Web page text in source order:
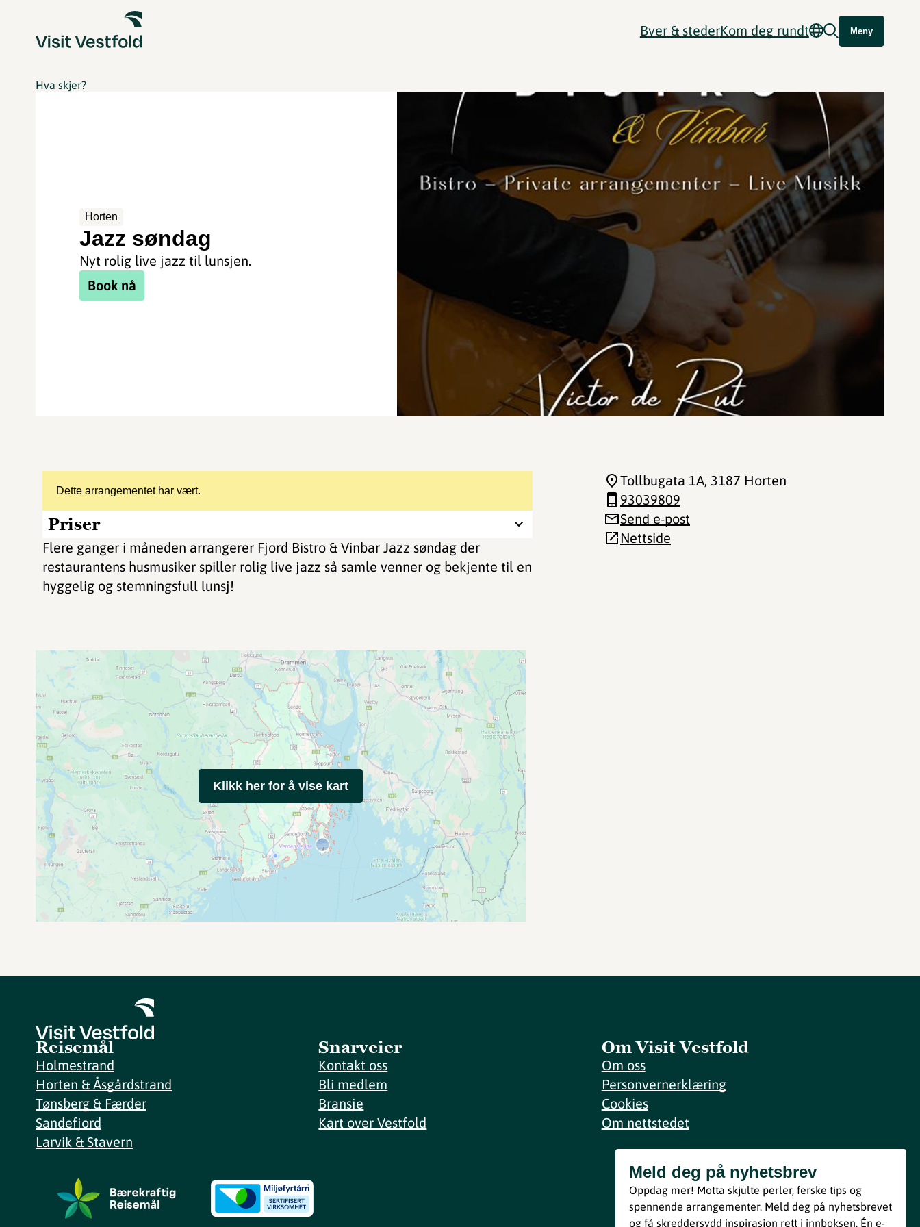
Byer & stederKom deg rundt Meny
Hva skjer?
Horten
Jazz søndag
Nyt rolig live jazz til lunsjen.
Book nå
Dette arrangementet har vært.
Priser
Flere ganger i måneden arrangerer Fjord Bistro & Vinbar Jazz søndag der
restaurantens husmusiker spiller rolig live jazz så samle venner og bekjente til en
hyggelig og stemningsfull lunsj!
Tollbugata 1A, 3187 Horten
93039809
Send e-post
Nettside
Klikk her for å vise kart
Reisemål
Holmestrand
Horten & Åsgårdstrand
Tønsberg & Færder
Sandefjord
Larvik & Stavern
Snarveier
Kontakt oss
Bli medlem
Bransje
Kart over Vestfold
Om Visit Vestfold
Om oss
Personvernerklæring
Cookies
Om nettstedet
Meld deg på nyhetsbrev
Bli med
Meld deg på nyhetsbrev
Oppdag mer! Motta skjulte perler, ferske tips og
spennende arrangementer. Meld deg på nyhetsbrevet
og få skreddersydd inspirasjon rett i innboksen. Én e-